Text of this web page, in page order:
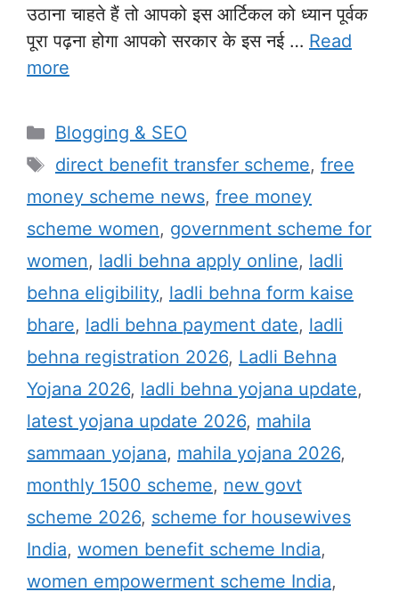
उठाना चाहते हैं तो आपको इस आर्टिकल को ध्यान पूर्वक
पूरा पढ़ना होगा आपको सरकार के इस नई … Read
more
Categories
Blogging & SEO
Tags
direct benefit transfer scheme, free
money scheme news, free money
scheme women, government scheme for
women, ladli behna apply online, ladli
behna eligibility, ladli behna form kaise
bhare, ladli behna payment date, ladli
behna registration 2026, Ladli Behna
Yojana 2026, ladli behna yojana update,
latest yojana update 2026, mahila
sammaan yojana, mahila yojana 2026,
monthly 1500 scheme, new govt
scheme 2026, scheme for housewives
India, women benefit scheme India,
women empowerment scheme India,